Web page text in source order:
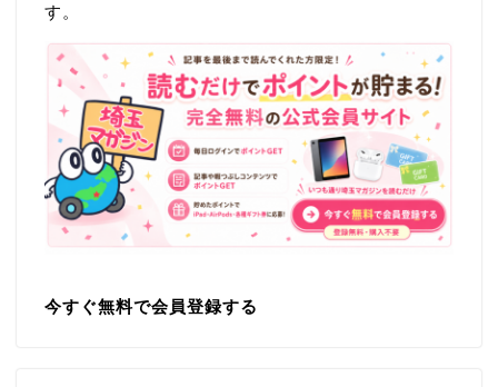
す。
今すぐ無料で会員登録する